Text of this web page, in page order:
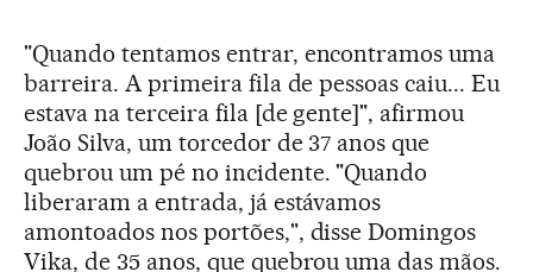
"Quando tentamos entrar, encontramos uma
barreira. A primeira fila de pessoas caiu... Eu
estava na terceira fila [de gente]", afirmou
João Silva, um torcedor de 37 anos que
quebrou um pé no incidente. "Quando
liberaram a entrada, já estávamos
amontoados nos portões,", disse Domingos
Vika, de 35 anos, que quebrou uma das mãos.